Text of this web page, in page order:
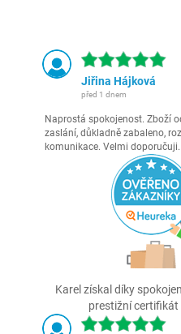
Jiřina Hájková
před 1 dnem
Naprostá spokojenost. Zboží
zaslání, důkladně zabaleno,
komunikace. Velmi doporučuji.
Karel získal díky
prestižní certifikát